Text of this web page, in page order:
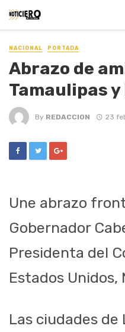
NACIONAL PORTADA
Abrazo de
Tamaulipas
By REDACCION 23
Une abrazo
Gobernador
Presidenta del
Estados Unidos,
Las ciudades de